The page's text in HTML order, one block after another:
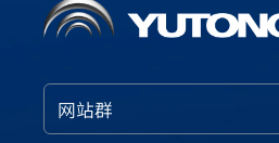
网站群